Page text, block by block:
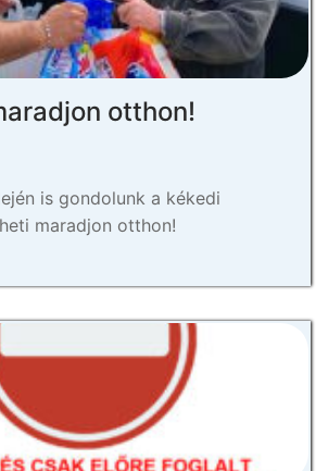
otthon!
is gondolunk a kékedi
maradjon otthon!